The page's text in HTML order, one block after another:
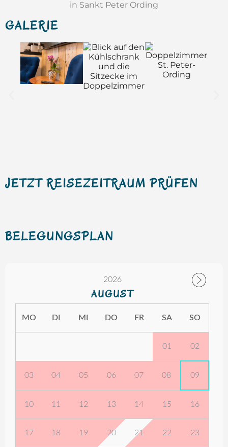
GALERIE
JETZT REISEZEITRAUM PRÜFEN
BELEGUNGSPLAN
2026
AUGUST
MO DI MI DO FR SA SO
01 02
03 04 05 06 07 08 09
10 11 12 13 14 15 16
17 18 19 20 21 22 23